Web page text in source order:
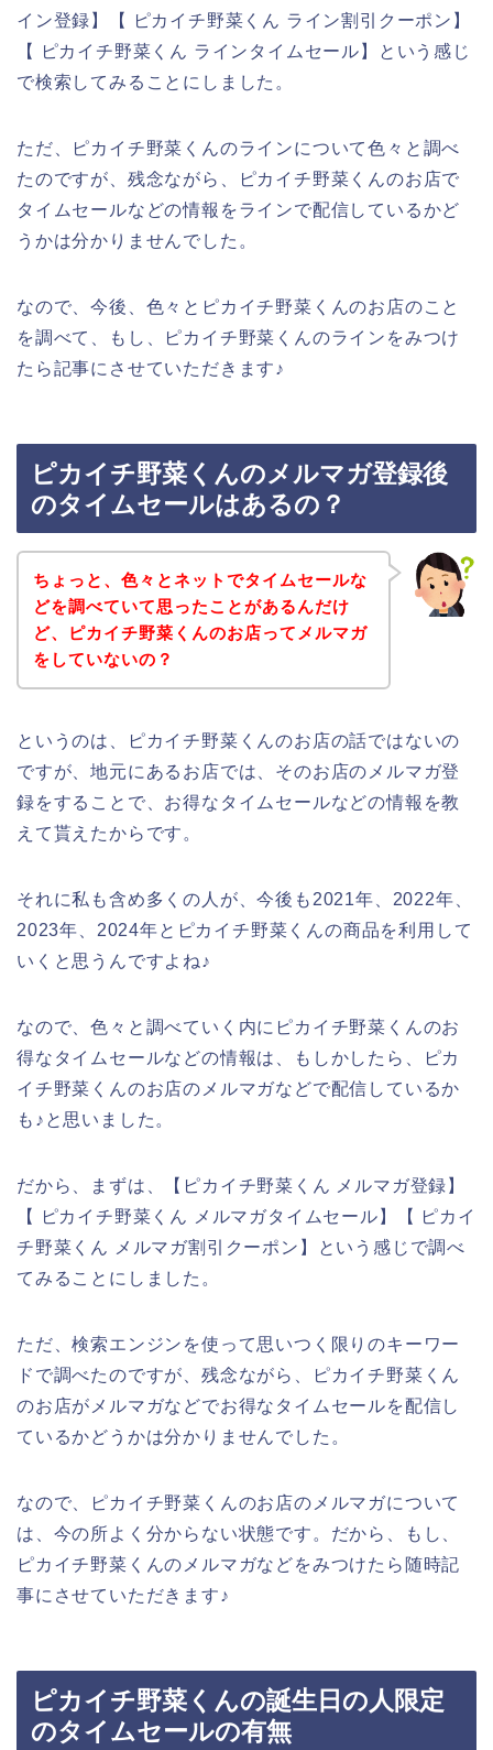
イン登録】【 ピカイチ野菜くん ライン割引クーポン】
【 ピカイチ野菜くん ラインタイムセール】という感じ
で検索してみることにしました。
ただ、ピカイチ野菜くんのラインについて色々と調べ
たのですが、残念ながら、ピカイチ野菜くんのお店で
タイムセールなどの情報をラインで配信しているかど
うかは分かりませんでした。
なので、今後、色々とピカイチ野菜くんのお店のこと
を調べて、もし、ピカイチ野菜くんのラインをみつけ
たら記事にさせていただきます♪
ピカイチ野菜くんのメルマガ登録後
のタイムセールはあるの？
ちょっと、色々とネットでタイムセールな
どを調べていて思ったことがあるんだけ
ど、ピカイチ野菜くんのお店ってメルマガ
をしていないの？
というのは、ピカイチ野菜くんのお店の話ではないの
ですが、地元にあるお店では、そのお店のメルマガ登
録をすることで、お得なタイムセールなどの情報を教
えて貰えたからです。
それに私も含め多くの人が、今後も2021年、2022年、
2023年、2024年とピカイチ野菜くんの商品を利用して
いくと思うんですよね♪
なので、色々と調べていく内にピカイチ野菜くんのお
得なタイムセールなどの情報は、もしかしたら、ピカ
イチ野菜くんのお店のメルマガなどで配信しているか
も♪と思いました。
だから、まずは、【ピカイチ野菜くん メルマガ登録】
【 ピカイチ野菜くん メルマガタイムセール】【 ピカイ
チ野菜くん メルマガ割引クーポン】という感じで調べ
てみることにしました。
ただ、検索エンジンを使って思いつく限りのキーワー
ドで調べたのですが、残念ながら、ピカイチ野菜くん
のお店がメルマガなどでお得なタイムセールを配信し
ているかどうかは分かりませんでした。
なので、ピカイチ野菜くんのお店のメルマガについて
は、今の所よく分からない状態です。だから、もし、
ピカイチ野菜くんのメルマガなどをみつけたら随時記
事にさせていただきます♪
ピカイチ野菜くんの誕生日の人限定
のタイムセールの有無